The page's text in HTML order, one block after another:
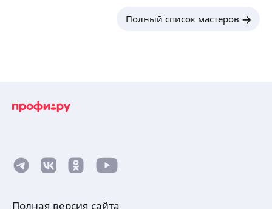
Полный список мастеров
Полная версия сайта